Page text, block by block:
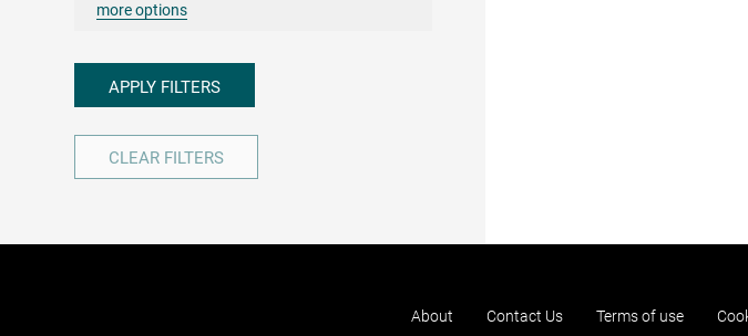
more options
APPLY FILTERS
CLEAR FILTERS
About Contact Us Terms of use